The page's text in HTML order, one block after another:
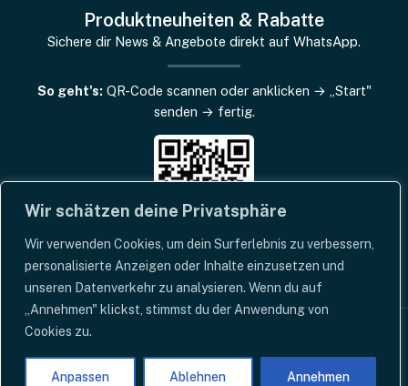
Wir schätzen deine Privatsphäre
Wir verwenden Cookies, um dein Surferlebnis zu verbessern,
personalisierte Anzeigen oder Inhalte einzusetzen und
unseren Datenverkehr zu analysieren. Wenn du auf
„Annehmen" klickst, stimmst du der Anwendung von
Cookies zu.
Anpassen Ablehnen Annehmen
Produktneuheiten & Rabatte
Sichere dir News & Angebote direkt auf WhatsApp.
So geht's: QR-Code scannen oder anklicken → „Start"
senden → fertig.